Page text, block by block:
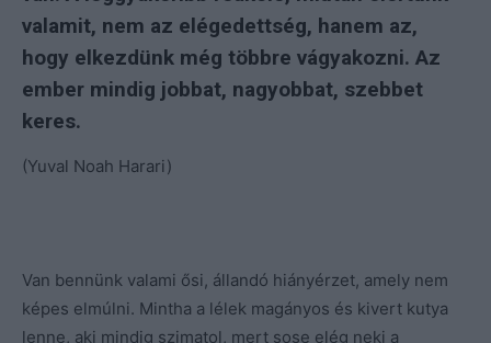
valamit, nem az elégedettség, hanem az,
hogy elkezdünk még többre vágyakozni. Az
ember mindig jobbat, nagyobbat, szebbet
keres.
(Yuval Noah Harari)
Van bennünk valami ősi, állandó hiányérzet, amely nem
képes elmúlni. Mintha a lélek magányos és kivert kutya
lenne, aki mindig szimatol, mert sose elég neki a